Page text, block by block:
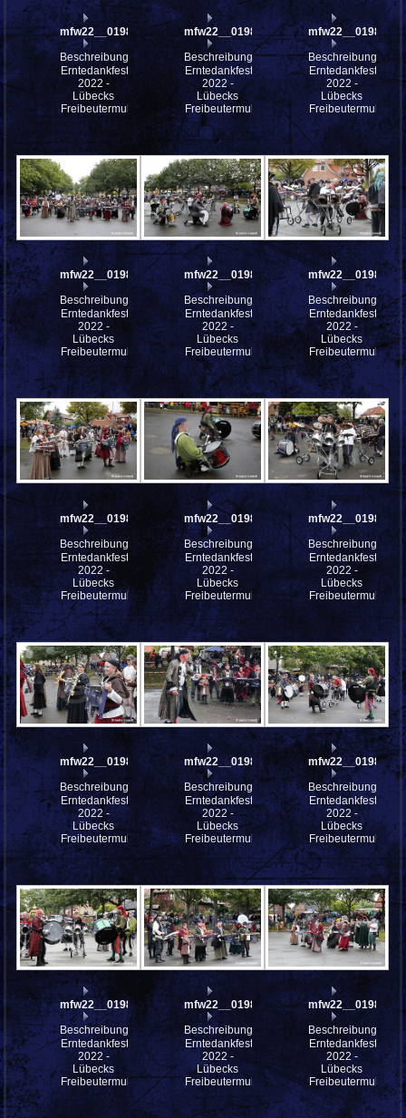
mfw22__0198295
Beschreibung:
Erntedankfest
2022 -
Lübecks
Freibeutermukke
mfw22__0198294
Beschreibung:
Erntedankfest
2022 -
Lübecks
Freibeutermukke
mfw22__0198253
Beschreibung:
Erntedankfest
2022 -
Lübecks
Freibeutermukke
mfw22__0198050
Beschreibung:
Erntedankfest
2022 -
Lübecks
Freibeutermukke
mfw22__0198043
Beschreibung:
Erntedankfest
2022 -
Lübecks
Freibeutermukke
mfw22__0198040
Beschreibung:
Erntedankfest
2022 -
Lübecks
Freibeutermukke
mfw22__0198038
Beschreibung:
Erntedankfest
2022 -
Lübecks
Freibeutermukke
mfw22__0198037
Beschreibung:
Erntedankfest
2022 -
Lübecks
Freibeutermukke
mfw22__0198036
Beschreibung:
Erntedankfest
2022 -
Lübecks
Freibeutermukke
mfw22__0198035
Beschreibung:
Erntedankfest
2022 -
Lübecks
Freibeutermukke
mfw22__0198034
Beschreibung:
Erntedankfest
2022 -
Lübecks
Freibeutermukke
mfw22__0198033
Beschreibung:
Erntedankfest
2022 -
Lübecks
Freibeutermukke
mfw22__0198031
Beschreibung:
Erntedankfest
2022 -
Lübecks
Freibeutermukke
mfw22__0198025
Beschreibung:
Erntedankfest
2022 -
Lübecks
Freibeutermukke
mfw22__0198024
Beschreibung:
Erntedankfest
2022 -
Lübecks
Freibeutermukke